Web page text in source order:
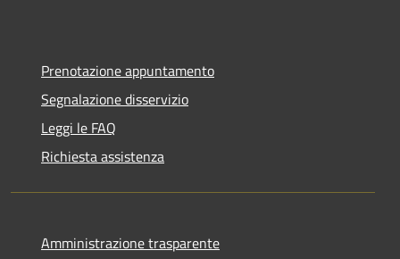
Prenotazione appuntamento
Segnalazione disservizio
Leggi le FAQ
Richiesta assistenza
Amministrazione trasparente